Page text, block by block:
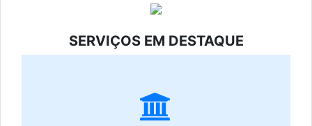
SERVIÇOS EM DESTAQUE